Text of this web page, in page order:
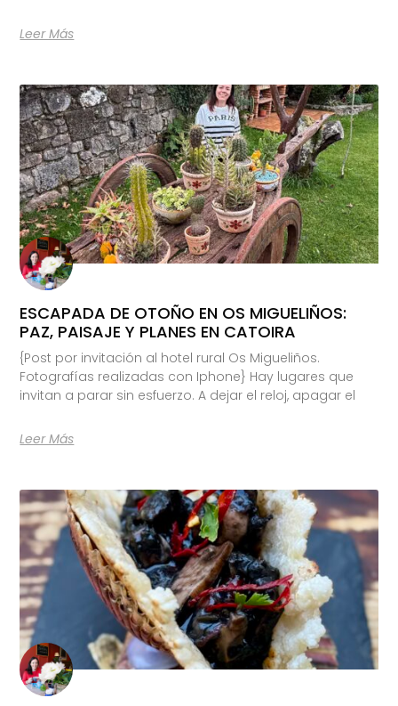
Leer Más
ESCAPADA DE OTOÑO EN OS MIGUELIÑOS:
PAZ, PAISAJE Y PLANES EN CATOIRA
{Post por invitación al hotel rural Os Migueliños.
Fotografías realizadas con Iphone} Hay lugares que
invitan a parar sin esfuerzo. A dejar el reloj, apagar el
Leer Más